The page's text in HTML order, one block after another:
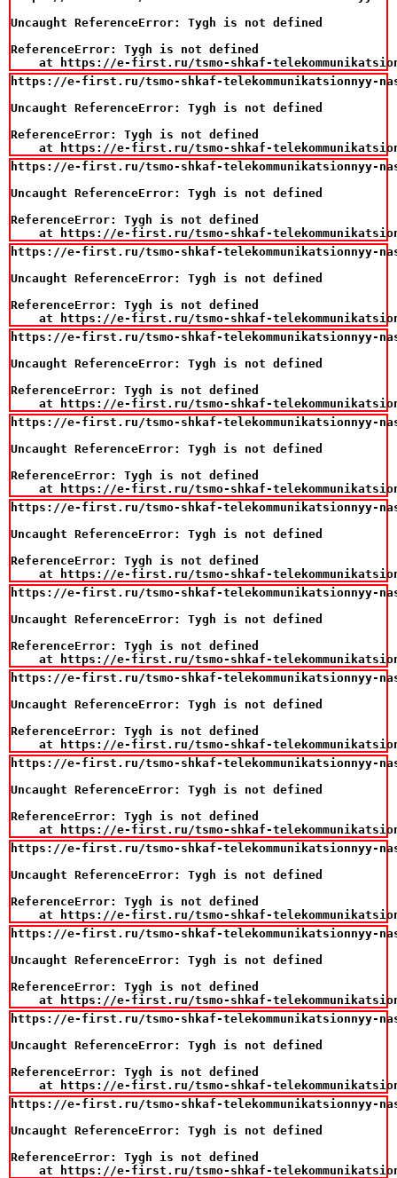
Uncaught ReferenceError: Tygh is not defined
ReferenceError: Tygh is not defined
at https://e-first.ru/tsmo-shkaf-
https://e-first.ru/tsmo-shkaf-telekommunikatsionnyy-
Uncaught ReferenceError: Tygh is not defined
ReferenceError: Tygh is not defined
at https://e-first.ru/tsmo-shkaf-
https://e-first.ru/tsmo-shkaf-telekommunikatsionnyy-
Uncaught ReferenceError: Tygh is not defined
ReferenceError: Tygh is not defined
at https://e-first.ru/tsmo-shkaf-
https://e-first.ru/tsmo-shkaf-telekommunikatsionnyy-
Uncaught ReferenceError: Tygh is not defined
ReferenceError: Tygh is not defined
at https://e-first.ru/tsmo-shkaf-
https://e-first.ru/tsmo-shkaf-telekommunikatsionnyy-
Uncaught ReferenceError: Tygh is not defined
ReferenceError: Tygh is not defined
at https://e-first.ru/tsmo-shkaf-
https://e-first.ru/tsmo-shkaf-telekommunikatsionnyy-
Uncaught ReferenceError: Tygh is not defined
ReferenceError: Tygh is not defined
at https://e-first.ru/tsmo-shkaf-
https://e-first.ru/tsmo-shkaf-telekommunikatsionnyy-
Uncaught ReferenceError: Tygh is not defined
ReferenceError: Tygh is not defined
at https://e-first.ru/tsmo-shkaf-
https://e-first.ru/tsmo-shkaf-telekommunikatsionnyy-
Uncaught ReferenceError: Tygh is not defined
ReferenceError: Tygh is not defined
at https://e-first.ru/tsmo-shkaf-
https://e-first.ru/tsmo-shkaf-telekommunikatsionnyy-
Uncaught ReferenceError: Tygh is not defined
ReferenceError: Tygh is not defined
at https://e-first.ru/tsmo-shkaf-
https://e-first.ru/tsmo-shkaf-telekommunikatsionnyy-
Uncaught ReferenceError: Tygh is not defined
ReferenceError: Tygh is not defined
at https://e-first.ru/tsmo-shkaf-
https://e-first.ru/tsmo-shkaf-telekommunikatsionnyy-
Uncaught ReferenceError: Tygh is not defined
ReferenceError: Tygh is not defined
at https://e-first.ru/tsmo-shkaf-
https://e-first.ru/tsmo-shkaf-telekommunikatsionnyy-
Uncaught ReferenceError: Tygh is not defined
ReferenceError: Tygh is not defined
at https://e-first.ru/tsmo-shkaf-
https://e-first.ru/tsmo-shkaf-telekommunikatsionnyy-
Uncaught ReferenceError: Tygh is not defined
ReferenceError: Tygh is not defined
at https://e-first.ru/tsmo-shkaf-
https://e-first.ru/tsmo-shkaf-telekommunikatsionnyy-
Uncaught ReferenceError: Tygh is not defined
ReferenceError: Tygh is not defined
at https://e-first.ru/tsmo-shkaf-